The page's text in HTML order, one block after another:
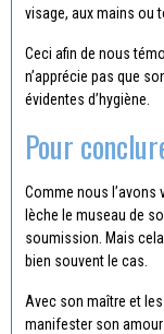
visage, aux mains ou
Ceci afin de nous
n’apprécie pas que
évidentes d’hygiène.
Pour
Comme nous l’avons
lèche le museau de
soumission. Mais
bien souvent le cas.
Avec son maître et
manifester son amour